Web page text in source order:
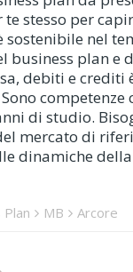
stesso per
sostenibile nel
business plan e
debiti e crediti
competenze
di studio.
mercato di
dinamiche
Plan MB Arcore